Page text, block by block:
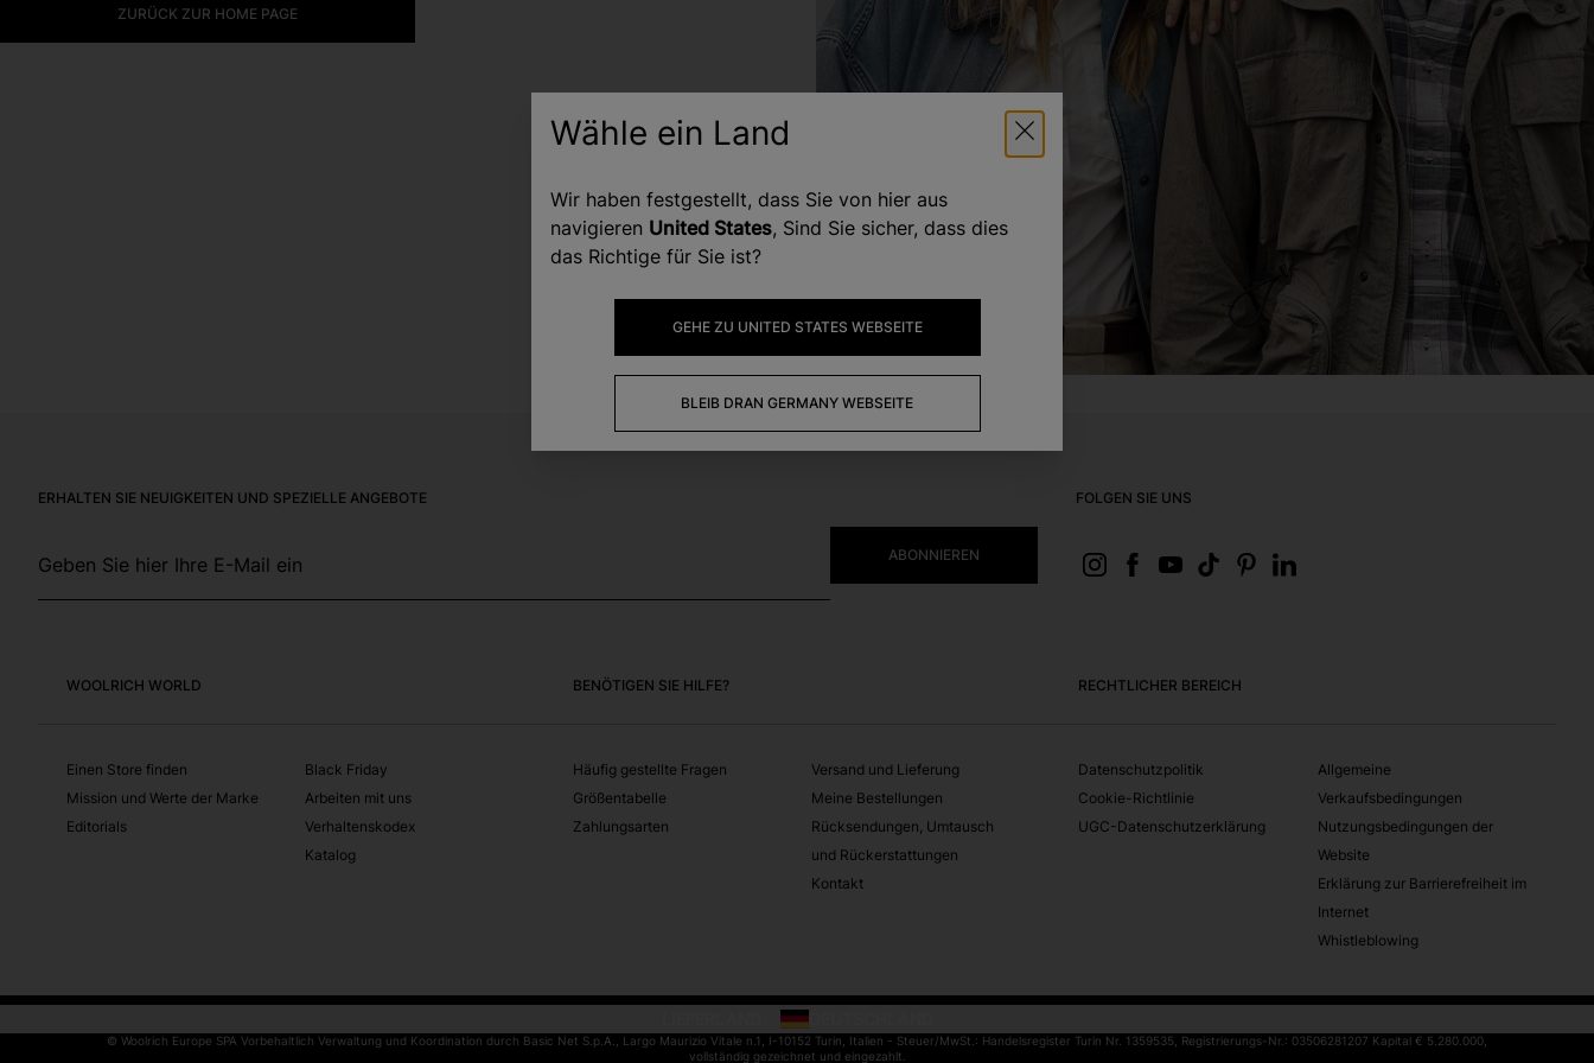
ZURÜCK ZUR HOME PAGE
ERHALTEN SIE NEUIGKEITEN UND SPEZIELLE ANGEBOTE
Geben Sie hier Ihre E-Mail ein ABONNIEREN
FOLGEN SIE UNS
WOOLRICH WORLD
Einen Store finden
Mission und Werte der Marke
Editorials
Black Friday
Arbeiten mit uns
Verhaltenskodex
Katalog
BENÖTIGEN SIE HILFE?
Häufig gestellte Fragen
Größentabelle
Zahlungsarten
Versand und Lieferung
Meine Bestellungen
Rücksendungen, Umtausch
und Rückerstattungen
Kontakt
RECHTLICHER BEREICH
Datenschutzpolitik
Cookie-Richtlinie
UGC-Datenschutzerklärung
Allgemeine
Verkaufsbedingungen
Nutzungsbedingungen der
Website
Erklärung zur Barrierefreiheit im
Internet
Whistleblowing
KLICKEN SIE HIER, UM DAS DIALOGFELD ZUR SPRACHAUSWAHL ZU ÖFFNEN
DEUTSCHLAND
© Woolrich Europe SPA Vorbehaltlich Verwaltung und Koordination durch Basic Net S.p.A., Largo Maurizio Vitale n.1, I-10152 Turin, Italien - Steuer/MwSt.: Handelsregister Turin Nr. 1359535, Registrierungs-Nr.: 03506281207 Kapital € 5.280.000,
vollständig gezeichnet und eingezahlt.
Wähle ein Land
Wir haben festgestellt, dass Sie von hier aus
navigieren United States, Sind Sie sicher, dass dies
das Richtige für Sie ist?
GEHE ZU UNITED STATES WEBSEITE
BLEIB DRAN GERMANY WEBSEITE